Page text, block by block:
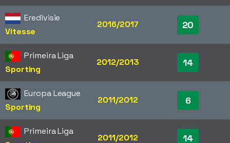
Eredivisie
Vitesse
2016/2017 20
Primeira Liga
Sporting
2012/2013 14
Europa League
Sporting
2011/2012 6
Primeira Liga
2011/2012 14